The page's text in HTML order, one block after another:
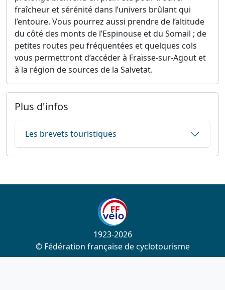
fraîcheur et sérénité dans l’univers brûlant qui
l’entoure. Vous pourrez aussi prendre de l’altitude
du côté des monts de l’Espinouse et du Somail ; de
petites routes peu fréquentées et quelques cols
vous permettront d’accéder à Fraïsse-sur-Agout et
à la région de sources de la Salvetat.
Plus d'infos
Les brevets touristiques
1923-2026
© Fédération française de cyclotourisme